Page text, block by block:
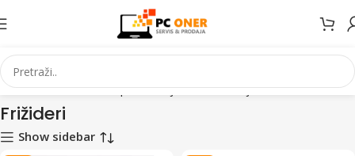
Elektronika Kućanski aparati i bijela tehnika Bijela tehnika Frižideri
Frižideri
Show sidebar